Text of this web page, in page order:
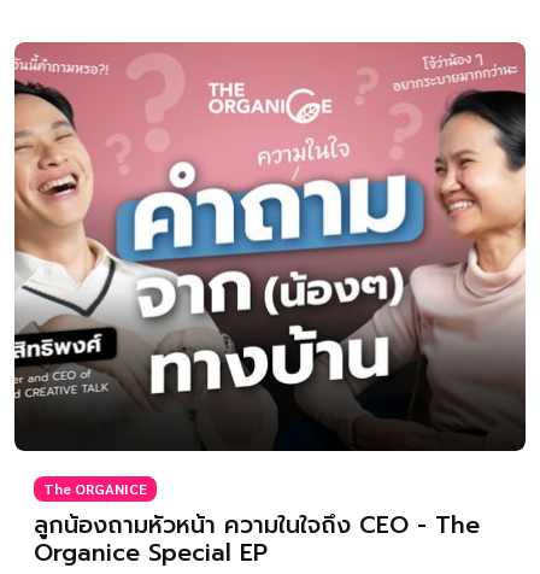
The ORGANICE
ลูกน้องถามหัวหน้า ความในใจถึง CEO - The
Organice Special EP